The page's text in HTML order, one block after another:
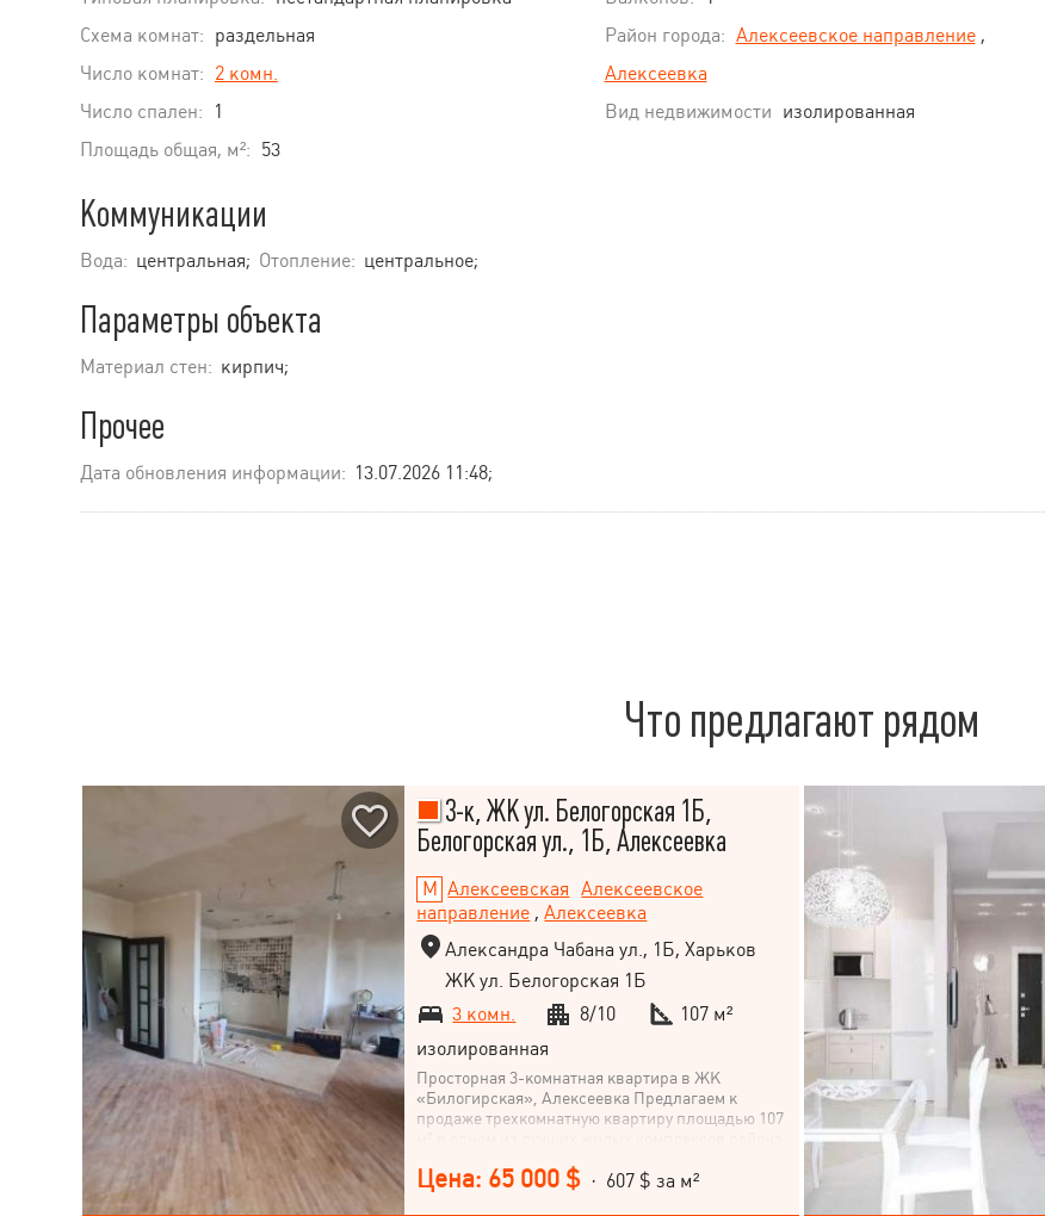
Схема комнат: раздельная
Число комнат: 2 комн.
Число спален:
1
Площадь общая, м²: 53
Район города: Алексеевское направление,
Алексеевка
Вид недвижимости изолированная
Коммуникации
Вода: центральная; Отопление: центральное;
Параметры объекта
Материал стен: кирпич;
Прочее
Дата обновления информации: 13.07.2026 11:48;
Что предлагают рядом
3-к, ЖК ул. Белогорская 1Б,
Белогорская ул., 1Б, Алексеевка
Алексеевская
Алексеевское
направление ,Алексеевка
Александра Чабана ул., 1Б, Харьков
ЖК ул. Белогорская 1Б
3 комн.
8/10
107 м²
изолированная
Просторная 3-комнатная квартира в ЖК
«Билогирская», Алексеевка Предлагаем к
продаже трехкомнатную квартиру площадью 107
Квартира расположена на 8 этаже 10-этажного
дома, имеет продуманную планировку: две
Цена: 65 000 $ · 607 $ за м²